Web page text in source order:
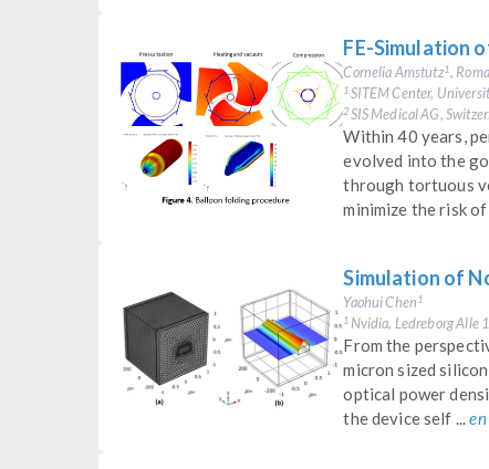
FE-Simulation
Cornelia Amstutz1,
1 SITEM Center,
2SIS Medical AG,
Within 40 years,
evolved into the
through tortuous
minimize the risk
Simulation of
Yaohui Chen1
1 Nvidia, Ledreborg Alle
From the
micron sized
optical power
the device self ...